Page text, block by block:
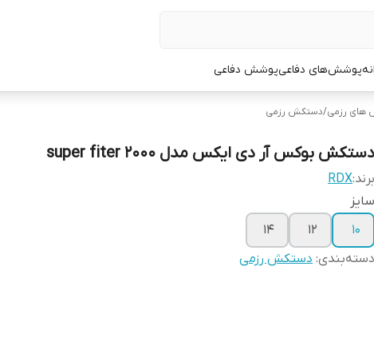
پوشش‌های دفاعیپوشش دفاعی
رزمی/دستکش رزمی
دستکش بوکس آر دی ایکس مدل super fiter 2000
برند:RDX
سایز
۱۰
۱۲
۱۴
دسته‌بندی: دستکش رزمی